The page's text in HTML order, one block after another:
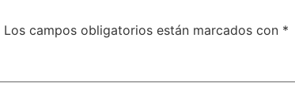
Los campos obligatorios están marcados con *